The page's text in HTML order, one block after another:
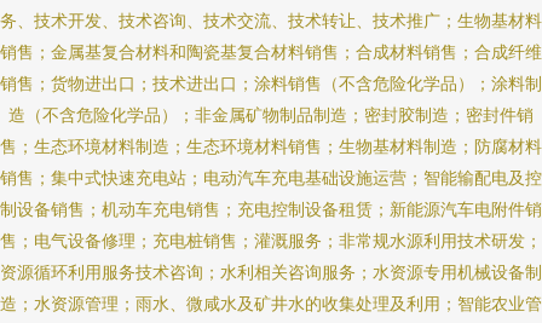
务、技术开发、技术咨询、技术交流、技术转让、技术推广；生物基材料
销售；金属基复合材料和陶瓷基复合材料销售；合成材料销售；合成纤维
销售；货物进出口；技术进出口；涂料销售（不含危险化学品）；涂料制
造（不含危险化学品）；非金属矿物制品制造；密封胶制造；密封件销
售；生态环境材料制造；生态环境材料销售；生物基材料制造；防腐材料
销售；集中式快速充电站；电动汽车充电基础设施运营；智能输配电及控
制设备销售；机动车充电销售；充电控制设备租赁；新能源汽车电附件销
售；电气设备修理；充电桩销售；灌溉服务；非常规水源利用技术研发；
资源循环利用服务技术咨询；水利相关咨询服务；水资源专用机械设备制
造；水资源管理；雨水、微咸水及矿井水的收集处理及利用；智能农业管